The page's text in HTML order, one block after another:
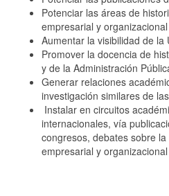
Potenciar las áreas de
empresarial y
Aumentar la visibilidad de la
Promover la docencia de
y de la Administración
Generar relaciones
investigación similares de
Instalar en circuitos
internacionales, vía
congresos, debates sobre
empresarial y